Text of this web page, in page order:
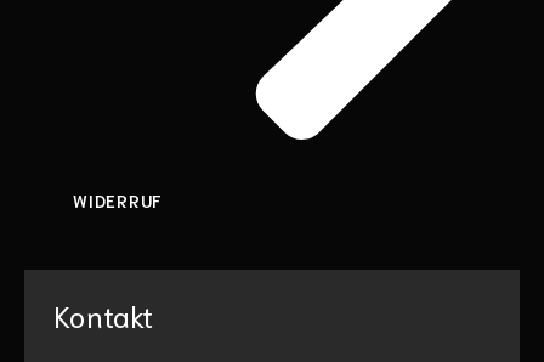
WIDERRUF
Kontakt